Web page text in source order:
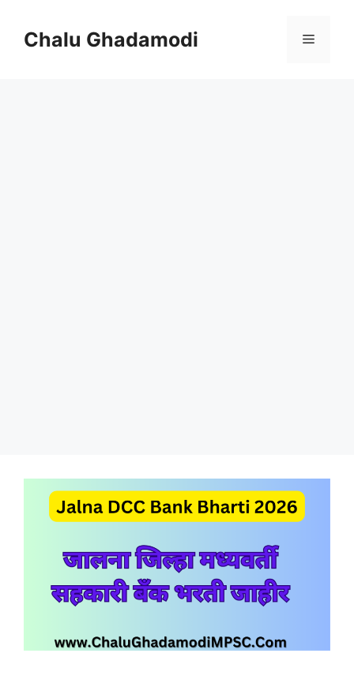
contentChalu Ghadamodi Menu